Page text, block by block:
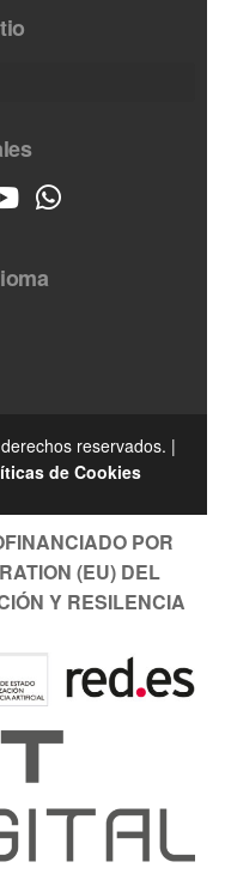
reservados. |
de Cookies
POR
(EU) DEL
Y RESILENCIA